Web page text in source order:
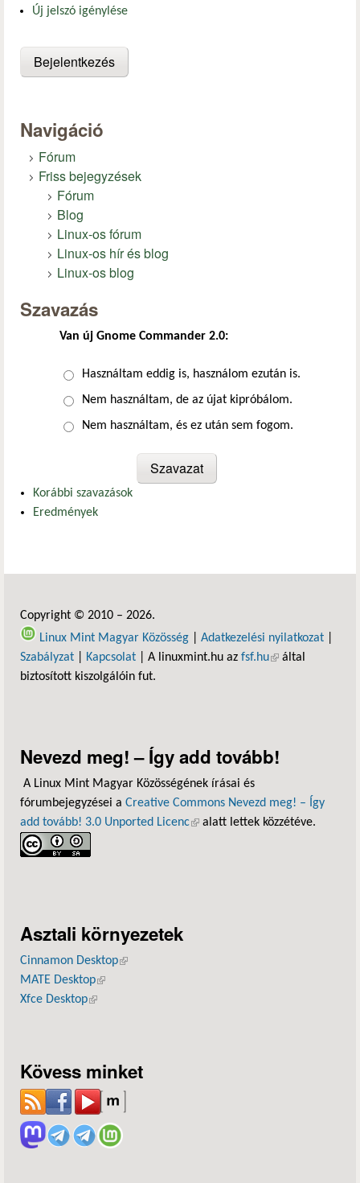
Új jelszó igénylése
Navigáció
Fórum
Friss bejegyzések
Fórum
Blog
Linux-os fórum
Linux-os hír és blog
Linux-os blog
Szavazás
Van új Gnome Commander 2.0:
Választások
Használtam eddig is, használom ezután is.
Nem használtam, de az újat kipróbálom.
Nem használtam, és ez után sem fogom.
Korábbi szavazások
Eredmények
Copyright © 2010 – 2026.
Linux Mint Magyar Közösség
Adatkezelési nyilatkozat
Szabályzat
Kapcsolat | A linuxmint.hu az fsf.hu(külső hivatkozás)
által
biztosított kiszolgálóin fut.
Nevezd meg! – Így add tovább!
A Linux Mint Magyar Közösségének írásai és
fórumbejegyzései a Creative Commons Nevezd meg! – Így
add tovább! 3.0 Unported Licenc(külső hivatkozás)
alatt lettek közzétéve.
Asztali környezetek
Cinnamon Desktop(külső hivatkozás)
MATE Desktop(külső hivatkozás)
Xfce Desktop(külső hivatkozás)
Kövess minket